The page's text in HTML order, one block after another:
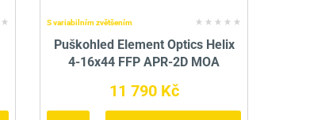
S variabilním zvětšením
Puškohled Element Optics Helix
4-16x44 FFP APR-2D MOA
11 790 Kč